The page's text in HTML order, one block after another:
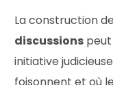
La construction
discussions
initiative
foisonnent et où